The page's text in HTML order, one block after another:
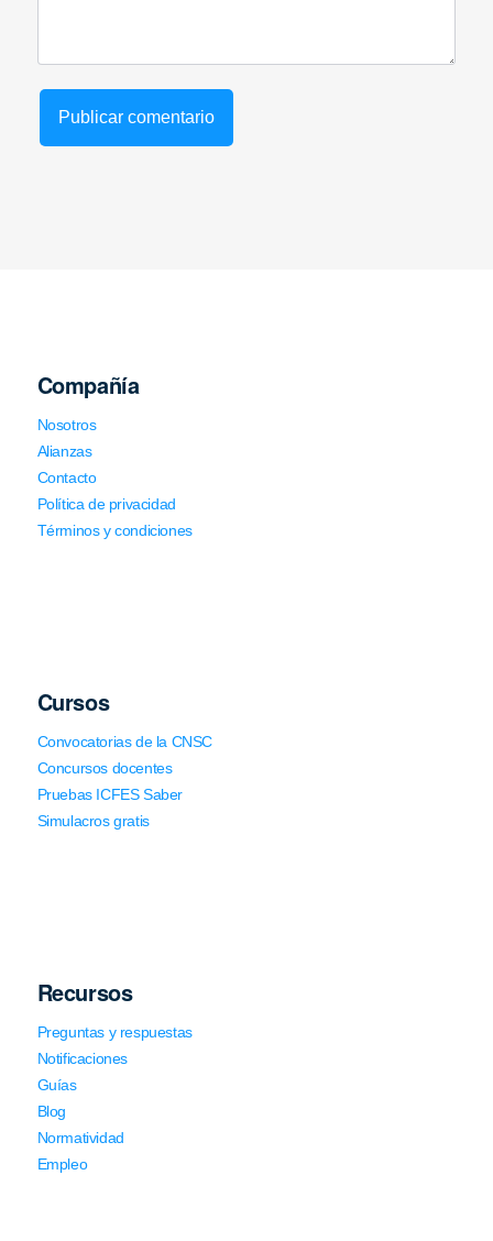
Compañía
Nosotros
Alianzas
Contacto
Política de privacidad
Términos y condiciones
Cursos
Convocatorias de la CNSC
Concursos docentes
Pruebas ICFES Saber
Simulacros gratis
Recursos
Preguntas y respuestas
Notificaciones
Guías
Blog
Normatividad
Empleo